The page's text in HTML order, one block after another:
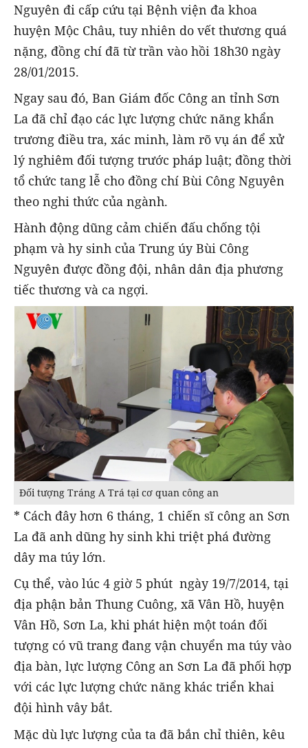
Nguyên đi cấp cứu tại Bệnh viện đa khoa
huyện Mộc Châu, tuy nhiên do vết thương quá
nặng, đồng chí đã từ trần vào hồi 18h30 ngày
28/01/2015.
Ngay sau đó, Ban Giám đốc Công an tỉnh Sơn
La đã chỉ đạo các lực lượng chức năng khẩn
trương điều tra, xác minh, làm rõ vụ án để xử
lý nghiêm đối tượng trước pháp luật; đồng thời
tổ chức tang lễ cho đồng chí Bùi Công Nguyên
theo nghi thức của ngành.
Hành động dũng cảm chiến đấu chống tội
phạm và hy sinh của Trung úy Bùi Công
Nguyên được đồng đội, nhân dân địa phương
tiếc thương và ca ngợi.
Đối tượng Tráng A Trá tại cơ quan công an
* Cách đây hơn 6 tháng, 1 chiến sĩ công an Sơn
La đã anh dũng hy sinh khi triệt phá đường
dây ma túy lớn.
Cụ thể, vào lúc 4 giờ 5 phút ngày 19/7/2014, tại
địa phận bản Thung Cuông, xã Vân Hồ, huyện
Vân Hồ, Sơn La, khi phát hiện một toán đối
tượng có vũ trang đang vận chuyển ma túy vào
địa bàn, lực lượng Công an Sơn La đã phối hợp
với các lực lượng chức năng khác triển khai
đội hình vây bắt.
Mặc dù lực lượng của ta đã bắn chỉ thiên, kêu